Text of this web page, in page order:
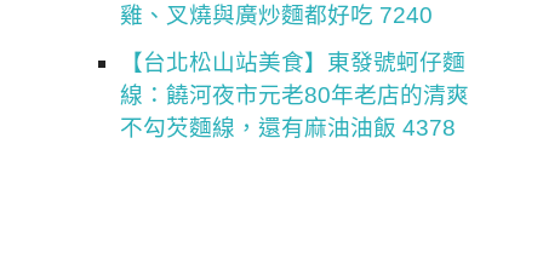
雞、叉燒與廣炒麵都好吃 7240
【台北松山站美食】東發號蚵仔麵
線：饒河夜市元老80年老店的清爽
不勾芡麵線，還有麻油油飯 4378